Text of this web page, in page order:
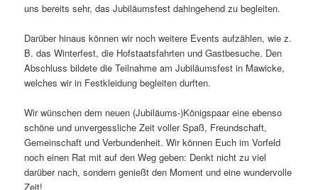
uns bereits sehr, das Jubiläumsfest dahingehend zu begleiten.
Darüber hinaus können wir noch weitere Events aufzählen, wie z.
B. das Winterfest, die Hofstaatsfahrten und Gastbesuche. Den
Abschluss bildete die Teilnahme am Jubiläumsfest in Mawicke,
welches wir in Festkleidung begleiten durften.
Wir wünschen dem neuen (Jubiläums-)Königspaar eine ebenso
schöne und unvergessliche Zeit voller Spaß, Freundschaft,
Gemeinschaft und Verbundenheit. Wir können Euch im Vorfeld
noch einen Rat mit auf den Weg geben: Denkt nicht zu viel
darüber nach, sondern genießt den Moment und eine wundervolle
Zeit!